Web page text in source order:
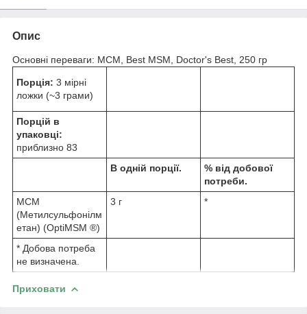
Опис
Основні переваги: МСМ, Best MSM, Doctor's Best, 250 гр
Порція: 3 мірні
ложки (~3 грами)
Порцій в
упаковці:
приблизно 83
В одній порції.
% від добової
потреби.
МСМ
(Метилсульфонілм
етан) (OptiMSM ®)
3 г *
* Добова потреба
не визначена.
Приховати